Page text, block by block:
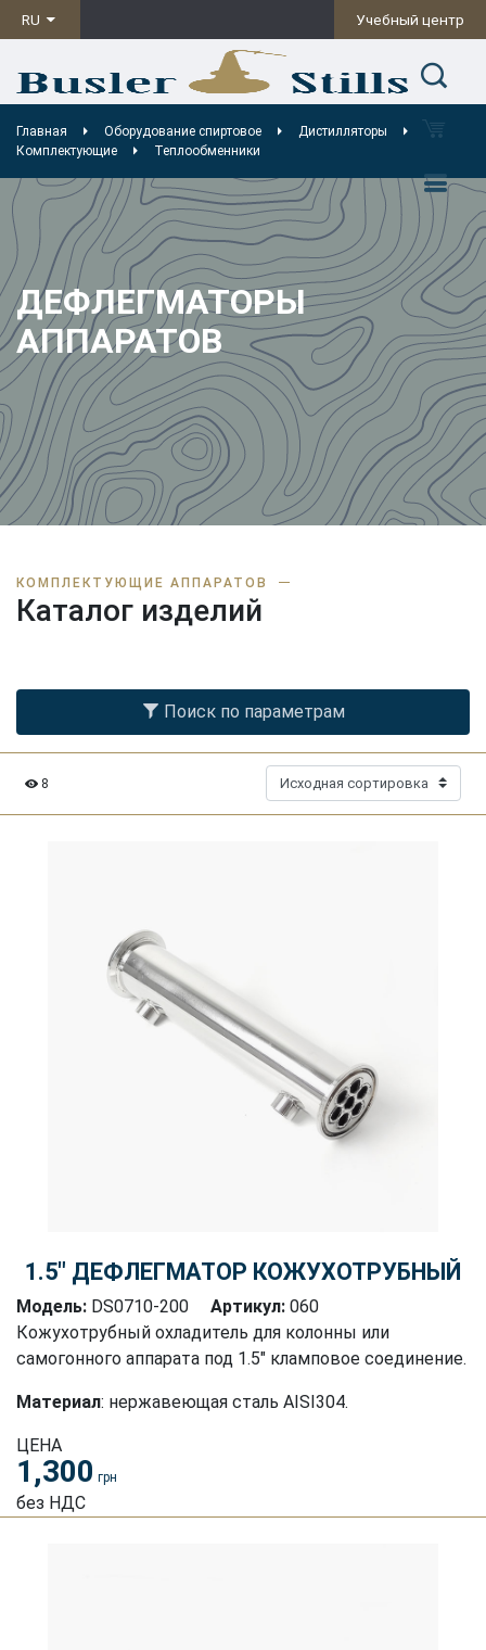
RU Учебный центр
Главная Оборудование спиртовое
Дистилляторы
Комплектующие
Теплообменники
ДЕФЛЕГМАТОРЫ
АППАРАТОВ
КОМПЛЕКТУЮЩИЕ АППАРАТОВ
Каталог изделий
Поиск по параметрам
8
1.5″ ДЕФЛЕГМАТОР КОЖУХОТРУБНЫЙ
Модель: DS0710-200 Артикул: 060
Кожухотрубный охладитель для колонны или
самогонного аппарата под 1.5" кламповое соединение.
Материал: нержавеющая сталь AISI304.
ЦЕНА
1,300 грн
без НДС